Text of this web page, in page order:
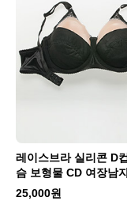
레이스브라 실리콘 D
슴 보형물 CD 여장남
25,000원